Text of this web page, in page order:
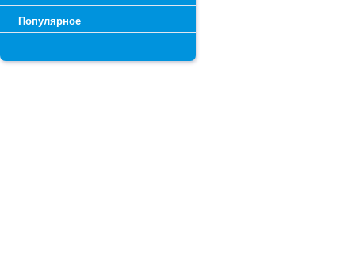
Популярное